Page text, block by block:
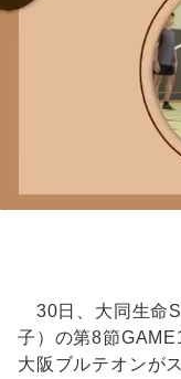
30日、大同生命
子）の第8節
大阪ブルテオンが